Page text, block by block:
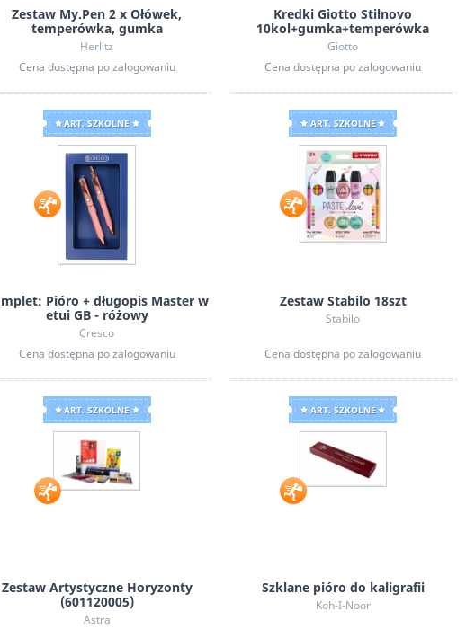
Zestaw My.Pen 2 x Ołówek,
temperówka, gumka
Herlitz
Cena dostępna po zalogowaniu
Kredki Giotto Stilnovo
10kol+gumka+temperówka
Giotto
Cena dostępna po zalogowaniu
ART. SZKOLNE
Pióro + długopis Master w
etui GB - różowy
Cresco
Cena dostępna po zalogowaniu
ART. SZKOLNE
Zestaw Stabilo 18szt
Stabilo
Cena dostępna po zalogowaniu
ART. SZKOLNE
Zestaw Artystyczne Horyzonty
(601120005)
Astra
ART. SZKOLNE
Szklane pióro do kaligrafii
Koh-I-Noor